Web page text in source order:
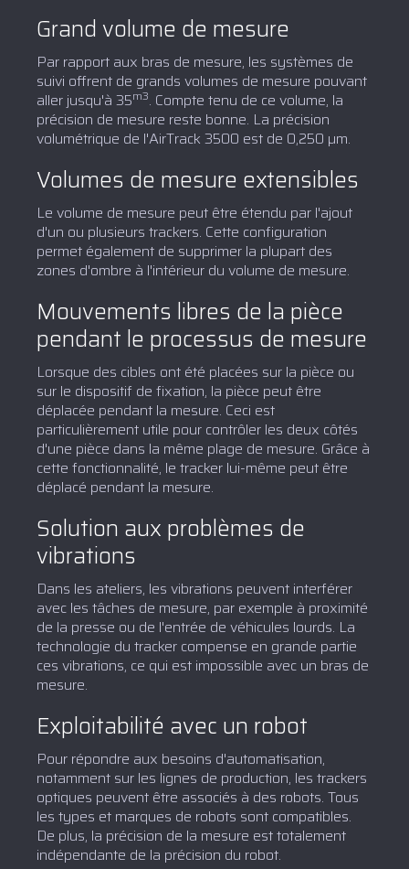
Grand volume de mesure
Par rapport aux bras de mesure, les systèmes de
suivi offrent de grands volumes de mesure pouvant
aller jusqu'à 35m3. Compte tenu de ce volume, la
précision de mesure reste bonne. La précision
volumétrique de l'AirTrack 3500 est de 0,250 µm.
Volumes de mesure extensibles
Le volume de mesure peut être étendu par l'ajout
d'un ou plusieurs trackers. Cette configuration
permet également de supprimer la plupart des
zones d'ombre à l'intérieur du volume de mesure.
Mouvements libres de la pièce
pendant le processus de mesure
Lorsque des cibles ont été placées sur la pièce ou
sur le dispositif de fixation, la pièce peut être
déplacée pendant la mesure. Ceci est
particulièrement utile pour contrôler les deux côtés
d'une pièce dans la même plage de mesure. Grâce à
cette fonctionnalité, le tracker lui-même peut être
déplacé pendant la mesure.
Solution aux problèmes de
vibrations
Dans les ateliers, les vibrations peuvent interférer
avec les tâches de mesure, par exemple à proximité
de la presse ou de l'entrée de véhicules lourds. La
technologie du tracker compense en grande partie
ces vibrations, ce qui est impossible avec un bras de
mesure.
Exploitabilité avec un robot
Pour répondre aux besoins d'automatisation,
notamment sur les lignes de production, les trackers
optiques peuvent être associés à des robots. Tous
les types et marques de robots sont compatibles.
De plus, la précision de la mesure est totalement
indépendante de la précision du robot.